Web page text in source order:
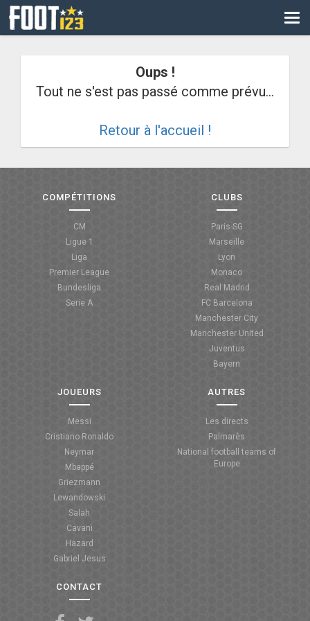
CM
COUPE DE FRANCE
COUPE DE LA LIGUE
Oups !
Tout ne s'est pas passé comme prévu...
Retour à l'accueil !
COMPÉTITIONS
CM
Ligue 1
Liga
Premier League
Bundesliga
Serie A
CLUBS
Paris-SG
Marseille
Lyon
Monaco
Real Madrid
FC Barcelona
Manchester City
Manchester United
Juventus
Bayern
JOUEURS
Messi
Cristiano Ronaldo
Neymar
Mbappé
Griezmann
Lewandowski
Salah
Cavani
Hazard
Gabriel Jesus
AUTRES
Les directs
Palmarès
National football teams of
Europe
CONTACT